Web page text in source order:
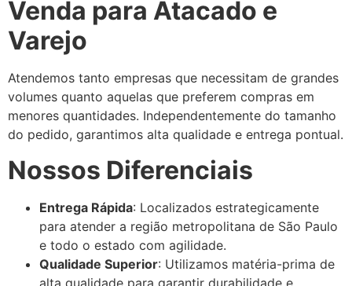
Venda para Atacado e
Varejo
Atendemos tanto empresas que necessitam de grandes
volumes quanto aquelas que preferem compras em
menores quantidades. Independentemente do tamanho
do pedido, garantimos alta qualidade e entrega pontual.
Nossos Diferenciais
Entrega Rápida: Localizados estrategicamente
para atender a região metropolitana de São Paulo
e todo o estado com agilidade.
Qualidade Superior: Utilizamos matéria-prima de
alta qualidade para garantir durabilidade e